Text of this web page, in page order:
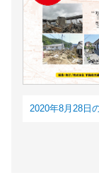
2020年8月28日